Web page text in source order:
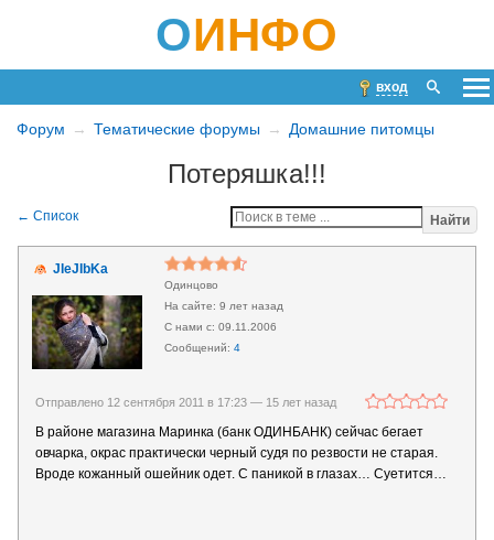
ОИНФО
вход
Форум Тематические форумы Домашние питомцы
Потеряшка!!!
Найти
JIeJIbKa
Одинцово
9 лет назад
09.11.2006
4
Отправлено 12 сентября 2011 в 17:23 — 15 лет назад
В районе магазина Маринка (банк ОДИНБАНК) сейчас бегает
овчарка, окрас практически черный судя по резвости не старая.
Вроде кожанный ошейник одет. С паникой в глазах… Суетится…